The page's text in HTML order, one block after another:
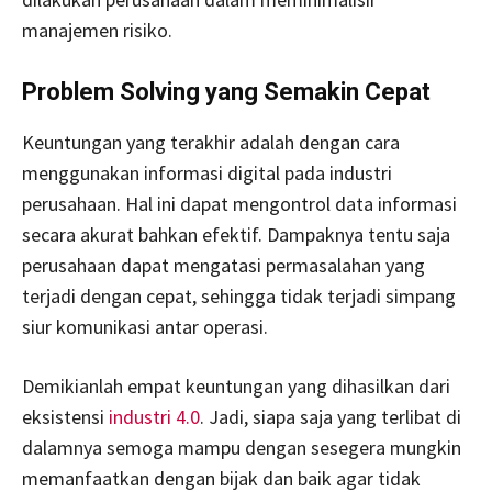
manajemen risiko.
Problem Solving yang Semakin Cepat
Keuntungan yang terakhir adalah dengan cara
menggunakan informasi digital pada industri
perusahaan. Hal ini dapat mengontrol data informasi
secara akurat bahkan efektif. Dampaknya tentu saja
perusahaan dapat mengatasi permasalahan yang
terjadi dengan cepat, sehingga tidak terjadi simpang
siur komunikasi antar operasi.
Demikianlah empat keuntungan yang dihasilkan dari
eksistensi industri 4.0. Jadi, siapa saja yang terlibat di
dalamnya semoga mampu dengan sesegera mungkin
memanfaatkan dengan bijak dan baik agar tidak